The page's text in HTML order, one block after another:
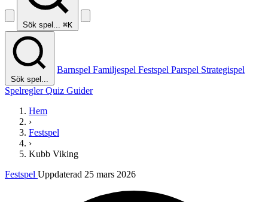
Sök spel... ⌘K
Sök spel...
Barnspel Familjespel Festspel Parspel Strategispel
SpelreglerQuiz Guider
Hem
›
Festspel
›
Kubb Viking
Festspel Uppdaterad 25 mars 2026